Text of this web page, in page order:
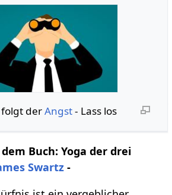
derAngst- Lass los
Buch: Yoga der drei
Swartz -